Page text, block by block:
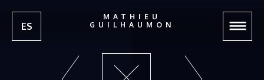
MATHIEU
GUILHAUMON
ES